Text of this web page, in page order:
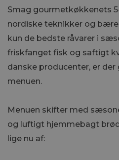
Smag gourmetkøkkenets
nordiske teknikker og
kun de bedste råvarer i
friskfanget fisk og saftigt
danske producenter, er
menuen.
Menuen skifter med
og luftigt hjemmebagt
lige nu af: